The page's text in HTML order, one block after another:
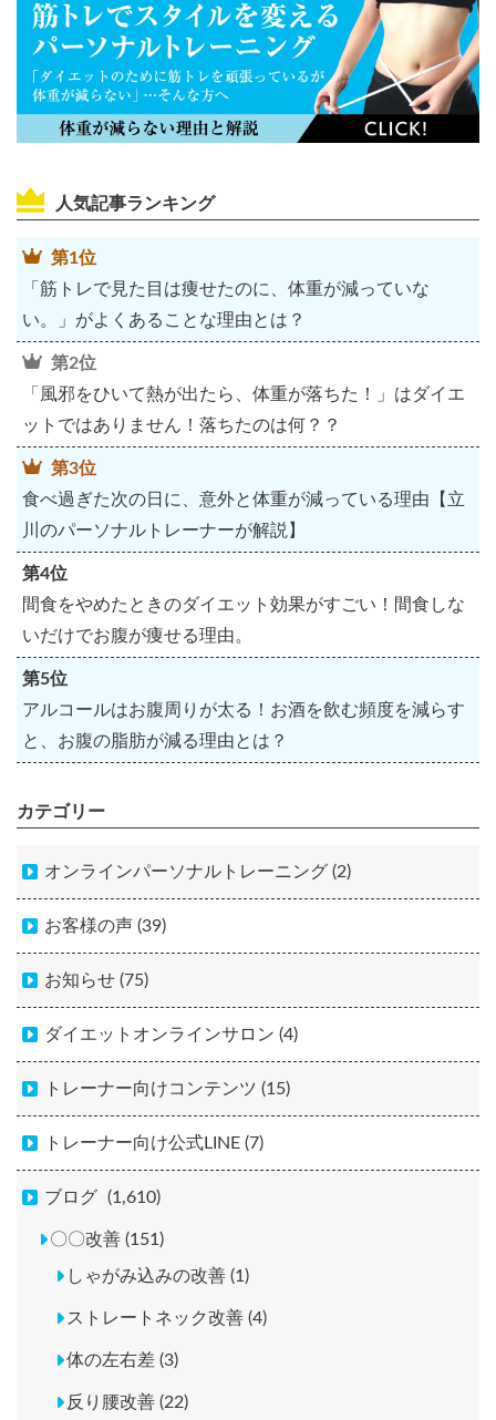
人気記事ランキング
第1位
「筋トレで見た目は痩せたのに、体重が減っていな
い。」がよくあることな理由とは？
第2位
「風邪をひいて熱が出たら、体重が落ちた！」はダイエ
ットではありません！落ちたのは何？？
第3位
食べ過ぎた次の日に、意外と体重が減っている理由【立
川のパーソナルトレーナーが解説】
第4位
間食をやめたときのダイエット効果がすごい！間食しな
いだけでお腹が痩せる理由。
第5位
アルコールはお腹周りが太る！お酒を飲む頻度を減らす
と、お腹の脂肪が減る理由とは？
カテゴリー
オンラインパーソナルトレーニング (2)
お客様の声 (39)
お知らせ (75)
ダイエットオンラインサロン (4)
トレーナー向けコンテンツ (15)
トレーナー向け公式LINE (7)
ブログ (1,610)
〇〇改善 (151)
しゃがみ込みの改善 (1)
ストレートネック改善 (4)
体の左右差 (3)
反り腰改善 (22)